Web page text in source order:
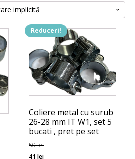
Reduceri!
Coliere metal cu surub
26-28 mm IT W1, set 5
bucati , pret pe set
50lei
Prețul
41leiPrețul